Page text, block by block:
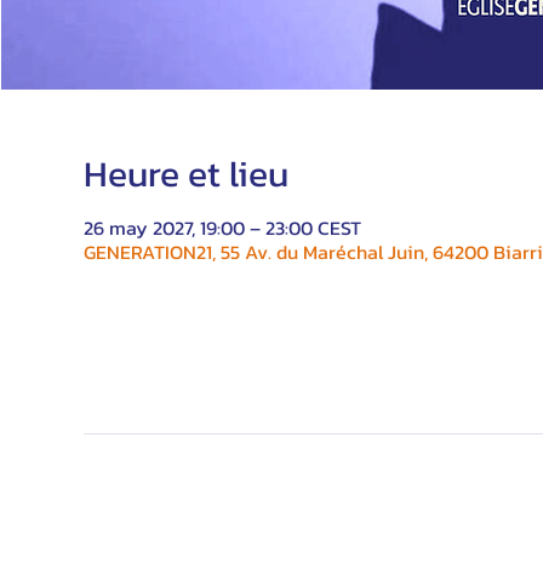
Heure et lieu
26 may 2027, 19:00 – 23:00 CEST
GENERATION21, 55 Av. du Maréchal Juin, 64200